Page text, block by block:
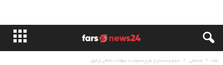
خانه اجتماعی خشم و تمسخر از طرح ممنوعیت حیوانات خانگی در ایران